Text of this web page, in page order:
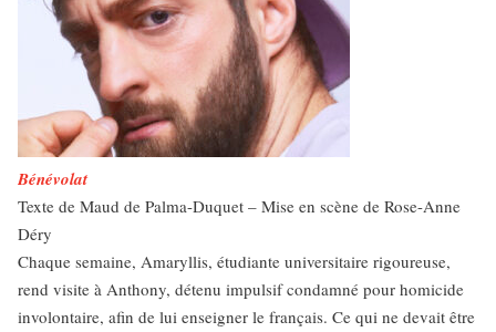
Bénévolat
Texte de Maud de Palma-Duquet – Mise en scène de Rose-Anne
Déry
Chaque semaine, Amaryllis, étudiante universitaire rigoureuse,
rend visite à Anthony, détenu impulsif condamné pour homicide
involontaire, afin de lui enseigner le français. Ce qui ne devait être